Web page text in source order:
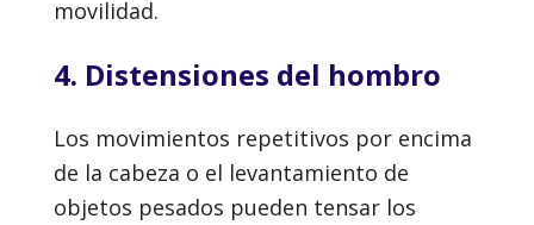
movilidad.
4. Distensiones del hombro
Los movimientos repetitivos por encima
de la cabeza o el levantamiento de
objetos pesados pueden tensar los